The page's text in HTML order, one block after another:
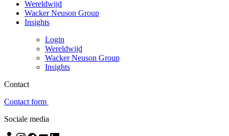
Wereldwijd
Wacker Neuson Group
Insights
Login
Wereldwijd
Wacker Neuson Group
Insights
Contact
Contact form
Sociale media